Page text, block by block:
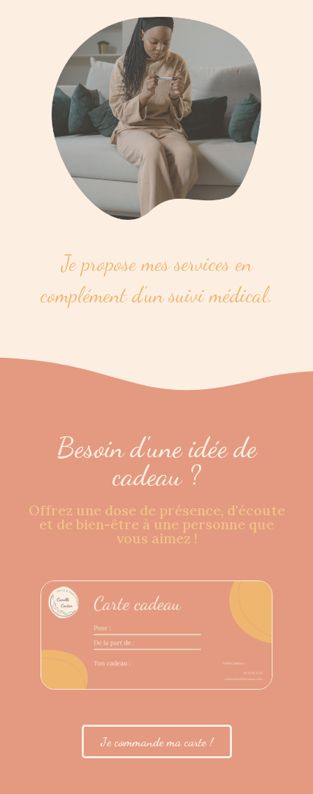
Je propose mes services en
complément d’un suivi médical.
Besoin d'une idée de
cadeau ?
Offrez une dose de présence, d'écoute
et de bien-être à une personne que
vous aimez !
Je commande ma carte !